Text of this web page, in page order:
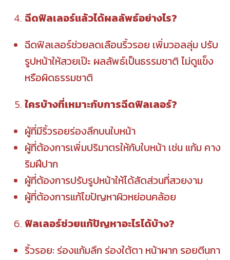
ฉีดฟิลเลอร์แล้วได้ผลลัพธ์อย่างไร?
ฉีดฟิลเลอร์ช่วยลดเลือนริ้วรอย เพิ่มวอลลุ่ม ปรับ
รูปหน้าให้สวยเป๊ะ ผลลัพธ์เป็นธรรมชาติ ไม่ดูแข็ง
หรือผิดธรรมชาติ
ใครบ้างที่เหมาะกับการฉีดฟิลเลอร์?
ผู้ที่มีริ้วรอยร่องลึกบนใบหน้า
ผู้ที่ต้องการเพิ่มปริมาตรให้กับใบหน้า เช่น แก้ม คาง
ริมฝีปาก
ผู้ที่ต้องการปรับรูปหน้าให้ได้สัดส่วนที่สวยงาม
ผู้ที่ต้องการแก้ไขปัญหาผิวหย่อนคล้อย
ฟิลเลอร์ช่วยแก้ปัญหาอะไรได้บ้าง?
ริ้วรอย: ร่องแก้มลึก ร่องใต้ตา หน้าผาก รอยตีนกา